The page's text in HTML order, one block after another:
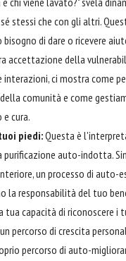
stessi che con gli altri.
di dare o ricevere
accettazione della
ci mostra come
comunità e come
cura.
piedi:Questa è
auto-indotta.
un processo di auto-
la responsabilità del tuo
tua capacità di riconoscere i
percorso di crescita
percorso di auto-